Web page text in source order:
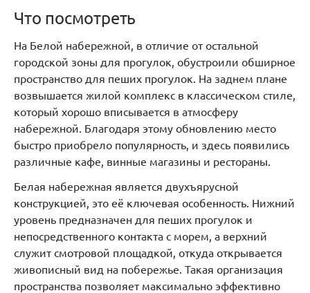
Что посмотреть
На Белой набережной, в отличие от остальной
городской зоны для прогулок, обустроили обширное
пространство для пеших прогулок. На заднем плане
возвышается жилой комплекс в классическом стиле,
который хорошо вписывается в атмосферу
набережной. Благодаря этому обновлению место
быстро приобрело популярность, и здесь появились
различные кафе, винные магазины и рестораны.
Белая набережная является двухъярусной
конструкцией, это её ключевая особенность. Нижний
уровень предназначен для пеших прогулок и
непосредственного контакта с морем, а верхний
служит смотровой площадкой, откуда открывается
живописный вид на побережье. Такая организация
пространства позволяет максимально эффективно